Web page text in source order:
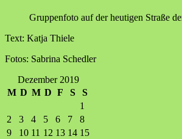
Gruppenfoto auf der heutigen Straße
Text: Katja Thiele
Fotos: Sabrina Schedler
Dezember 2019
M D M D F S
S
1
2
3 4 5 6 7
8
9
10 11 12 13 14 15